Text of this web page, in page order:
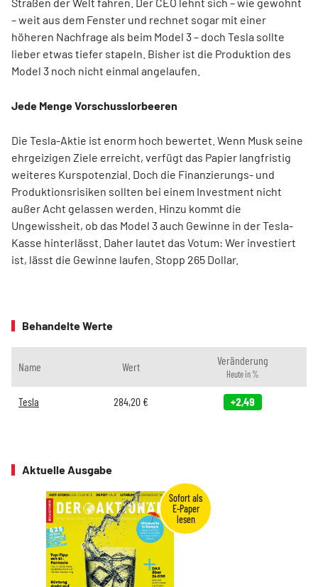
– weit aus dem Fenster und rechnet sogar mit einer
höheren Nachfrage als beim Model 3 – doch Tesla sollte
lieber etwas tiefer stapeln. Bisher ist die Produktion des
Model 3 noch nicht einmal angelaufen.
Jede Menge Vorschusslorbeeren
Die Tesla-Aktie ist enorm hoch bewertet. Wenn Musk seine
ehrgeizigen Ziele erreicht, verfügt das Papier langfristig
weiteres Kurspotenzial. Doch die Finanzierungs- und
Produktionsrisiken sollten bei einem Investment nicht
außer Acht gelassen werden. Hinzu kommt die
Ungewissheit, ob das Model 3 auch Gewinne in der Tesla-
Kasse hinterlässt. Daher lautet das Votum: Wer investiert
ist, lässt die Gewinne laufen. Stopp 265 Dollar.
Behandelte Werte
Name Wert Veränderung
Heute in %
Tesla 284,20 € +2,49
Aktuelle Ausgabe